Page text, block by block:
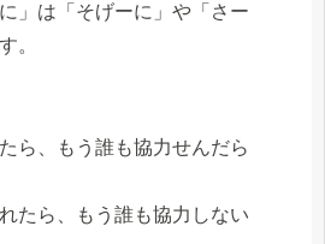
」は「そげーに」や「さー
。
ら、もう誰も協力せんだら
たら、もう誰も協力しない